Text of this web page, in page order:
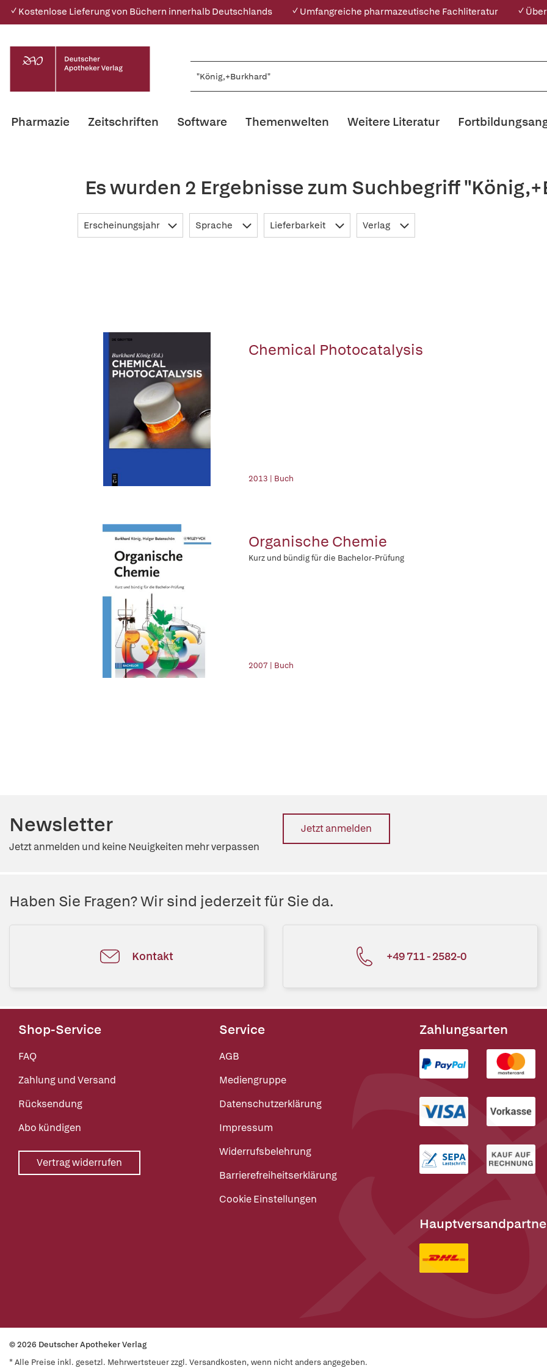
✓ Kostenlose Lieferung von Büchern innerhalb Deutschlands ✓ Umfangreiche pharmazeutische Fachliteratur ✓
Pharmazie Zeitschriften Software Themenwelten Weitere Literatur
Es wurden 2 Ergebnisse zum Suchbegriff
Erscheinungsjahr Sprache Lieferbarkeit Verlag
Chemical Photocatalysis
2013 | Buch
Organische Chemie
Kurz und bündig für die Bachelor-Prüfung
2007 | Buch
Newsletter
Jetzt anmelden und keine Neuigkeiten mehr verpassen
Jetzt anmelden
Haben Sie Fragen? Wir sind jederzeit für Sie da.
Kontakt +49 711 - 2582-0
Shop-Service
FAQ
Zahlung und Versand
Rücksendung
Abo kündigen
Vertrag widerrufen
Service
AGB
Mediengruppe
Datenschutzerklärung
Impressum
Widerrufsbelehrung
Barrierefreiheitserklärung
Cookie Einstellungen
Zahlungsarten
© 2026 Deutscher Apotheker Verlag
* Alle Preise inkl. gesetzl. Mehrwertsteuer zzgl. Versandkosten, wenn nicht anders angegeben.